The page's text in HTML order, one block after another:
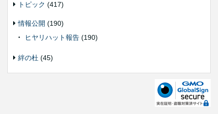
トピック (417)
情報公開 (190)
ヒヤリハット報告 (190)
絆の杜 (45)